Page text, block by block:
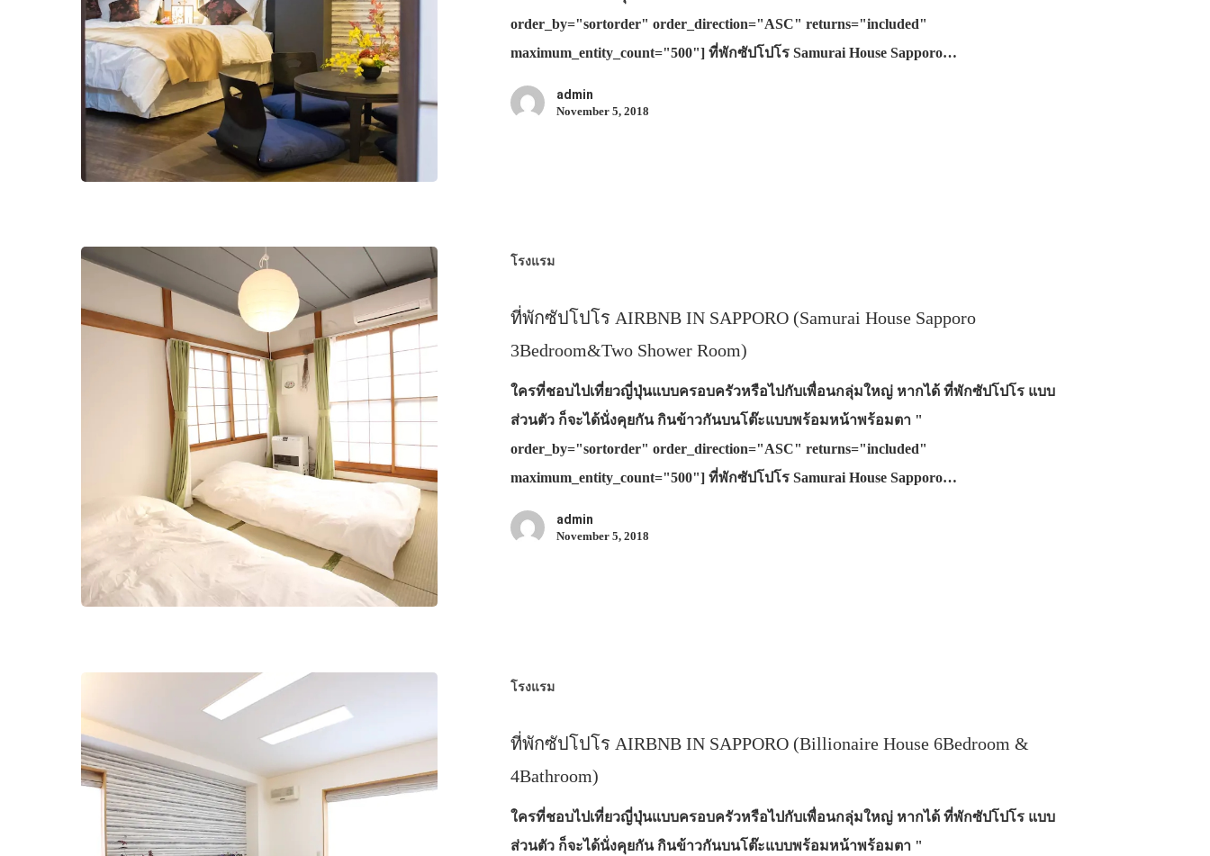
order_by="sortorder" order_direction="ASC" returns="included"
maximum_entity_count="500"] ที่พักซัปโปโร Samurai House Sapporo…
admin
November 5, 2018
โรงแรม
ที่พักซัปโปโร AIRBNB IN SAPPORO (Samurai House Sapporo
3Bedroom&Two Shower Room)
ใครที่ชอบไปเที่ยวญี่ปุ่นแบบครอบครัวหรือไปกับเพื่อนกลุ่มใหญ่ หากได้ ที่พักซัปโปโร แบบ
ส่วนตัว ก็จะได้นั่งคุยกัน กินข้าวกันบนโต๊ะแบบพร้อมหน้าพร้อมตา "
order_by="sortorder" order_direction="ASC" returns="included"
maximum_entity_count="500"] ที่พักซัปโปโร Samurai House Sapporo…
admin
November 5, 2018
โรงแรม
ที่พักซัปโปโร AIRBNB IN SAPPORO (Billionaire House 6Bedroom &
4Bathroom)
ใครที่ชอบไปเที่ยวญี่ปุ่นแบบครอบครัวหรือไปกับเพื่อนกลุ่มใหญ่ หากได้ ที่พักซัปโปโร แบบ
ส่วนตัว ก็จะได้นั่งคุยกัน กินข้าวกันบนโต๊ะแบบพร้อมหน้าพร้อมตา "